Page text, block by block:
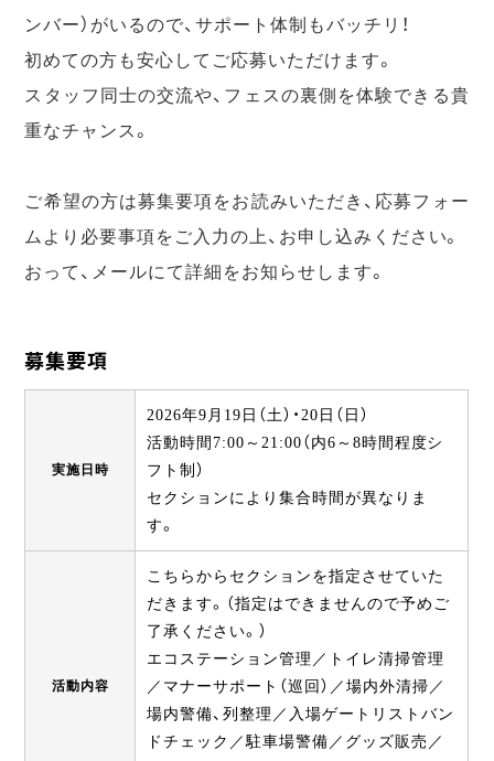
ンバー）がいるので、サポート体制もバッチリ！
初めての方も安心してご応募いただけます。
スタッフ同士の交流や、フェスの裏側を体験できる貴
重なチャンス。
ご希望の方は募集要項をお読みいただき、応募フォー
ムより必要事項をご入力の上、お申し込みください。
おって、メールにて詳細をお知らせします。
募集要項
実施日時
2026年9月19日（土）・20日（日）
活動時間7:00～21:00（内6～8時間程度シ
フト制）
セクションにより集合時間が異なりま
す。
活動内容
こちらからセクションを指定させていた
だきます。（指定はできませんので予めご
了承ください。）
エコステーション管理／トイレ清掃管理
／マナーサポート（巡回）／場内外清掃／
場内警備、列整理／入場ゲートリストバン
ドチェック／駐車場警備／グッズ販売／